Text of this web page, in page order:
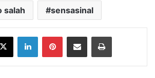
salah sensasinal
X LinkedInPinterestShare via Email Print